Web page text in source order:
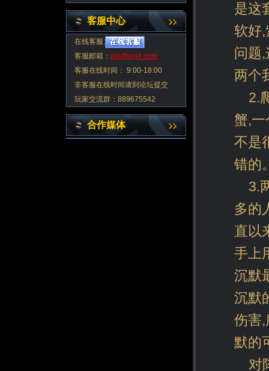
客服中心
在线客服:
客服邮箱： gm@uyi4.com
客服在线时间： 9:00-18:00
非客服在线时间请到论坛提交
玩家交流群：889675542
合作媒体
是这
软好,
问题
两个
2.
蟹,一
不是
错的
3.
多的
直以
手上
沉默
沉默
伤害,
默的
对